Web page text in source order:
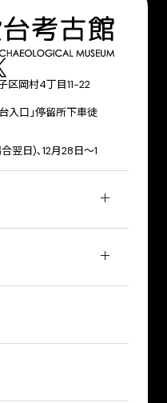
岡村4丁目11−22
入口｣停留所下車徒
翌日)､12月28日～1